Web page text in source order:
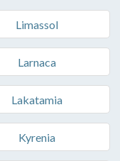
Limassol
Larnaca
Lakatamia
Kyrenia